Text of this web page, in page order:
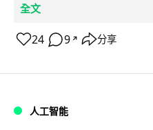
全文
24 9 ↗ 分享
人工智能